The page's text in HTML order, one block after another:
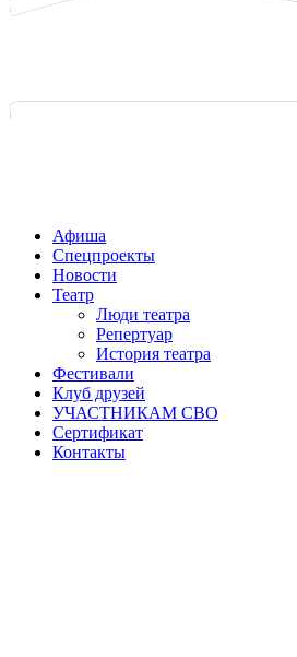
Афиша
Спецпроекты
Новости
Театр
Люди театра
Репертуар
История театра
Фестивали
Клуб друзей
УЧАСТНИКАМ СВО
Сертификат
Контакты